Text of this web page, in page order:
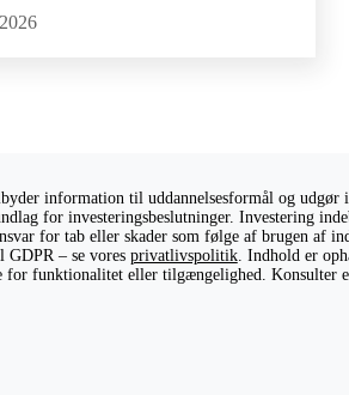
information til uddannelsesformål og
for investeringsbeslutninger. Investering
for tab eller skader som følge af brugen af
GDPR – se vores privatlivspolitik. Indhold er
for funktionalitet eller tilgængelighed. Konsulter